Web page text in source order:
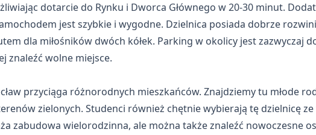
dotarcie do Rynku i Dworca Głównego w 20-30 minut.
jest szybkie i wygodne. Dzielnica posiada dobrze
dla miłośników dwóch kółek. Parking w okolicy jest zazwyczaj
znaleźć wolne miejsce.
przyciąga różnorodnych mieszkańców. Znajdziemy tu młode
zielonych. Studenci również chętnie wybierają tę dzielnicę
zabudowa wielorodzinna, ale można także znaleźć nowoczesne